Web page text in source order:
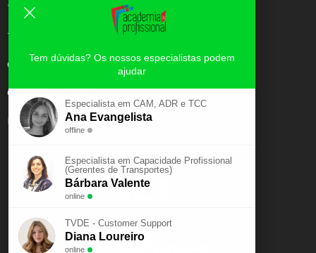
TAXI
TCC
CAPACIDADE PROFISSIONAL
CURSOS E-LEARNING
EXAME PSICOTÉCNICO
Tem dúvidas? Os nossos especialistas podem
ajudar
Especialista em CAM, ADR e TCC
Ana Evangelista
offline
Especialista em Capacidade Profissional
(Gerentes de Transportes)
Bárbara Valente
online
TVDE - Customer Support
Diana Loureiro
online